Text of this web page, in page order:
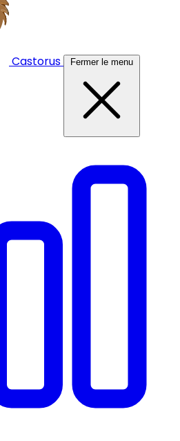
Castorus Fermer le menu